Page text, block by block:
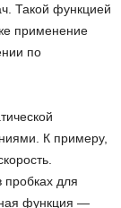
Такой функцией
применение
по
К примеру,
для
функция —